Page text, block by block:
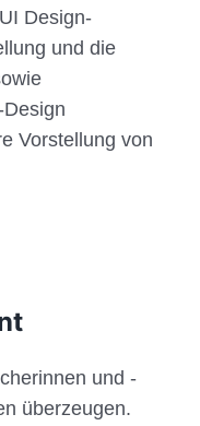
Design-
und die
Vorstellung von
und -
überzeugen.